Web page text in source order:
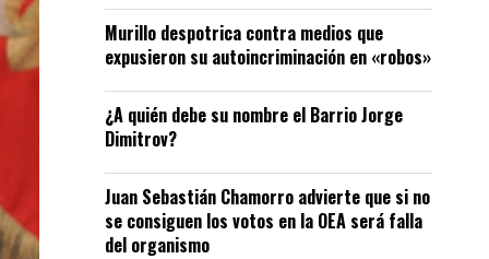
Murillo despotrica contra medios que
expusieron su autoincriminación en «robos»
¿A quién debe su nombre el Barrio Jorge
Dimitrov?
Juan Sebastián Chamorro advierte que si no
se consiguen los votos en la OEA será falla
del organismo